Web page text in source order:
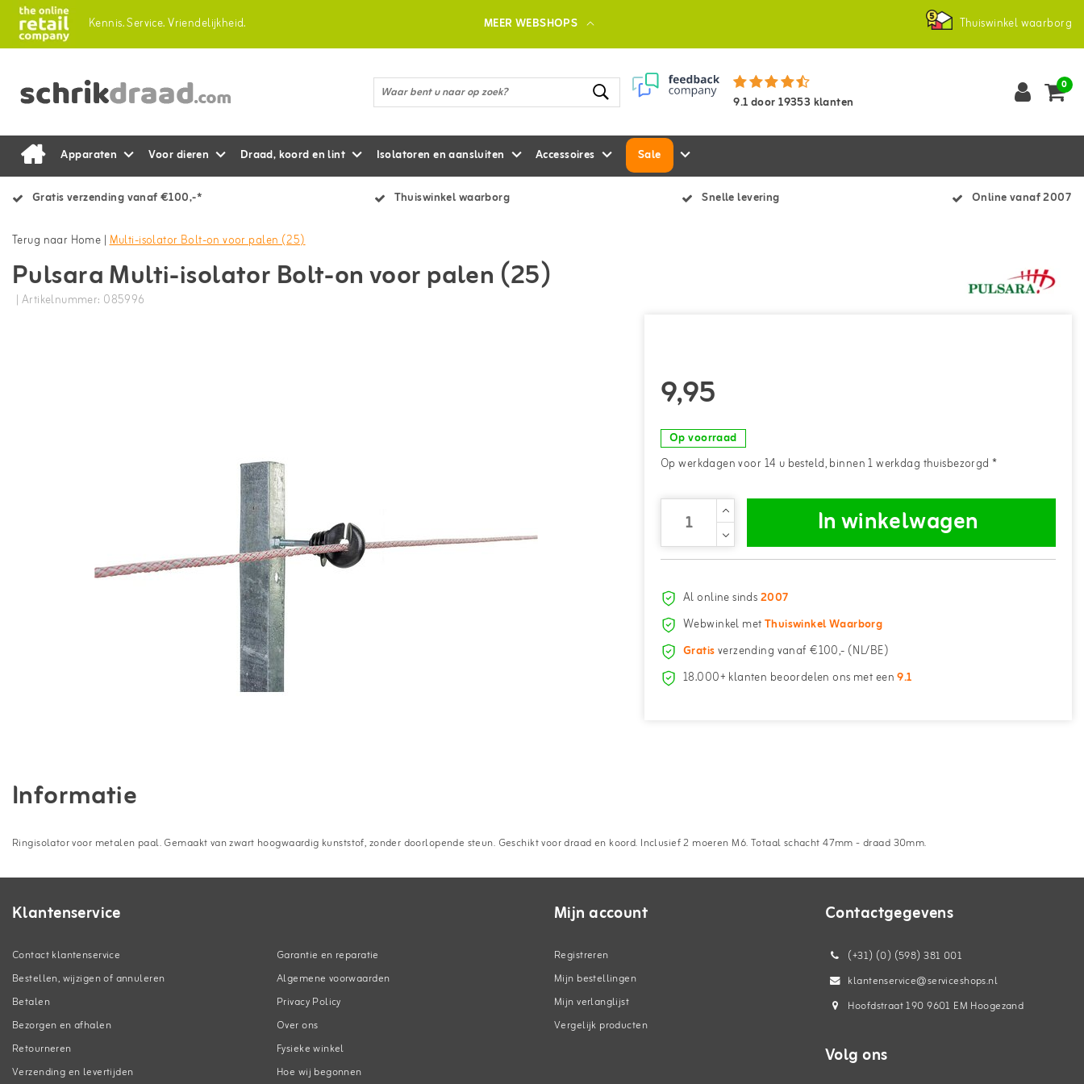
Kennis.Service.Vriendelijkheid. MEER WEBSHOPS Thuiswinkel waarborg
9.1door19353 klanten
0
Apparaten Voor dieren Draad, koord en lint Isolatoren en aansluiten Accessoires Sale
Gratis verzending vanaf €100,-* Thuiswinkel waarborg Snelle levering Online vanaf 2007
Terug naar Home |Multi-isolator Bolt-on voor palen (25)
Pulsara Multi-isolator Bolt-on voor palen (25)
| Artikelnummer: 085996
9,95
Op voorraad
Op werkdagen voor 14 u besteld, binnen 1 werkdag thuisbezorgd *
In winkelwagen
Al online sinds2007
Webwinkel metThuiswinkel Waarborg
Gratisverzending vanaf €100,- (NL/BE)
18.000+ klanten beoordelen ons met een9.1
Informatie
Ringisolator voor metalen paal. Gemaakt van zwart hoogwaardig kunststof, zonder doorlopende steun. Geschikt voor draad en koord. Inclusief 2 moeren M6. Totaal schacht 47mm - draad 30mm.
Klantenservice
Contact klantenservice
Bestellen, wijzigen of annuleren
Betalen
Bezorgen en afhalen
Retourneren
Verzending en levertijden
Garantie en reparatie
Algemene voorwaarden
Privacy Policy
Over ons
Fysieke winkel
Hoe wij begonnen
Mijn account
Registreren
Mijn bestellingen
Mijn verlanglijst
Vergelijk producten
Contactgegevens
(+31) (0) (598) 381 001
klantenservice@serviceshops.nl
Hoofdstraat 190 9601 EM Hoogezand
Volg ons